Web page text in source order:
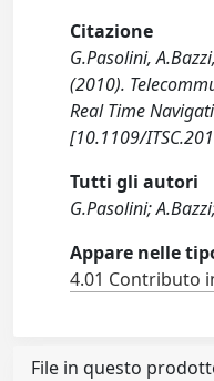
Citazione
G.Pasolini,
(2010).
Real Time
[10.1109/
Tutti gli autori
G.Pasolini;
Appare nelle
4.01 Contributo
File in questo